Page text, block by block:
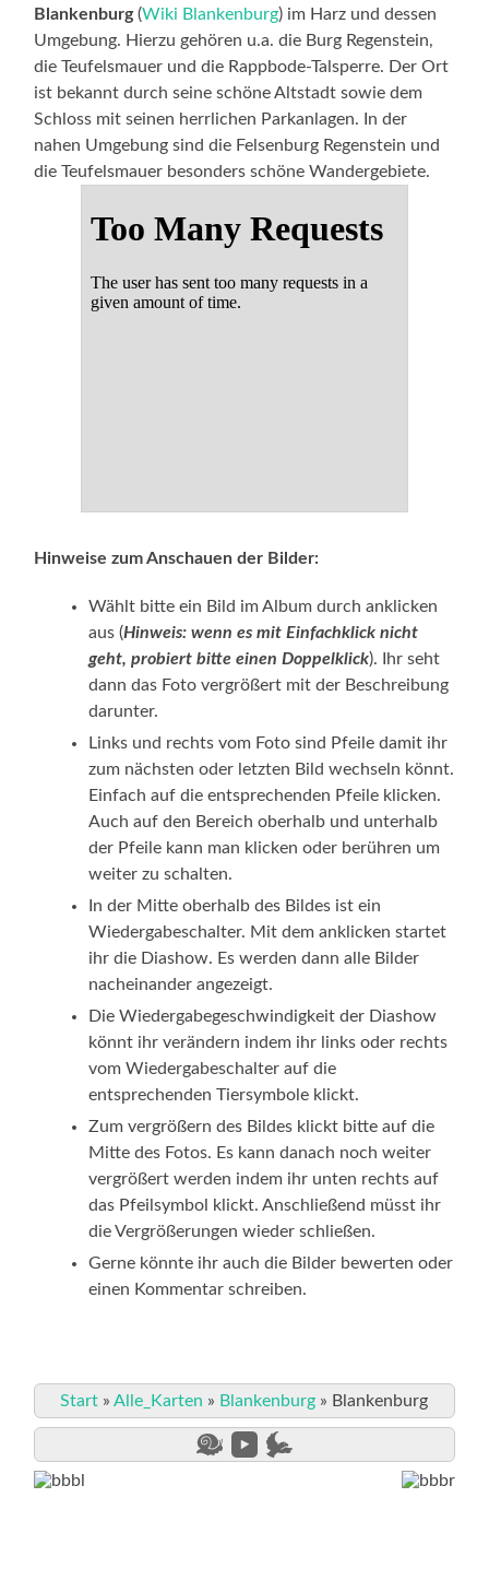
Blankenburg(Wiki Blankenburg) im Harz und dessen
Umgebung. Hierzu gehören u.a. die Burg Regenstein,
die Teufelsmauer und die Rappbode-Talsperre. Der Ort
ist bekannt durch seine schöne Altstadt sowie dem
Schloss mit seinen herrlichen Parkanlagen. In der
nahen Umgebung sind die Felsenburg Regenstein und
die Teufelsmauer besonders schöne Wandergebiete.
Hinweise zum Anschauen der Bilder:
Wählt bitte ein Bild im Album durch anklicken
aus (Hinweis: wenn es mit Einfachklick nicht
geht, probiert bitte einen Doppelklick). Ihr seht
dann das Foto vergrößert mit der Beschreibung
darunter.
Links und rechts vom Foto sind Pfeile damit ihr
zum nächsten oder letzten Bild wechseln könnt.
Einfach auf die entsprechenden Pfeile klicken.
Auch auf den Bereich oberhalb und unterhalb
der Pfeile kann man klicken oder berühren um
weiter zu schalten.
In der Mitte oberhalb des Bildes ist ein
Wiedergabeschalter. Mit dem anklicken startet
ihr die Diashow. Es werden dann alle Bilder
nacheinander angezeigt.
Die Wiedergabegeschwindigkeit der Diashow
könnt ihr verändern indem ihr links oder rechts
vom Wiedergabeschalter auf die
entsprechenden Tiersymbole klickt.
Zum vergrößern des Bildes klickt bitte auf die
Mitte des Fotos. Es kann danach noch weiter
vergrößert werden indem ihr unten rechts auf
das Pfeilsymbol klickt. Anschließend müsst ihr
die Vergrößerungen wieder schließen.
Gerne könnte ihr auch die Bilder bewerten oder
einen Kommentar schreiben.
Start »Alle_Karten » Blankenburg » Blankenburg